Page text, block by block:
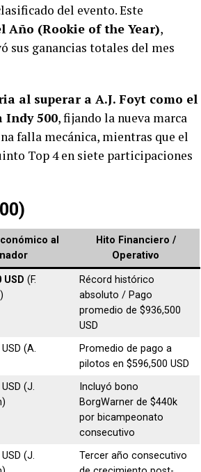
del evento. Este
Año (Rookie of the Year),
sus ganancias totales del mes
al superar a A.J. Foyt como el
Indy 500, fijando la nueva marca
falla mecánica, mientras que el
Top 4 en siete participaciones
al
Hito Financiero /
Operativo
USD (F.
Récord histórico
absoluto / Pago
promedio de $936,500
USD
(A.
Promedio de pago a
pilotos en $596,500 USD
(J.
Incluyó bono
BorgWarner de $440k
por bicampeonato
consecutivo
(J.
Tercer año consecutivo